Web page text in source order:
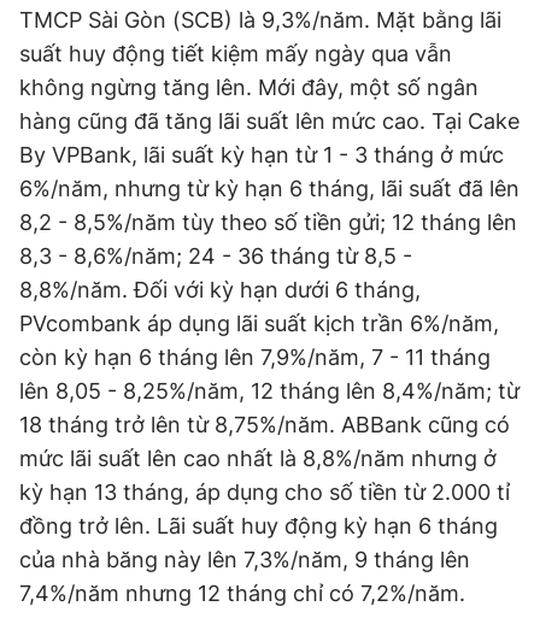
TMCP Sài Gòn (SCB) là 9,3%/năm. Mặt bằng lãi
suất huy động tiết kiệm mấy ngày qua vẫn
không ngừng tăng lên. Mới đây, một số ngân
hàng cũng đã tăng lãi suất lên mức cao. Tại Cake
By VPBank, lãi suất kỳ hạn từ 1 - 3 tháng ở mức
6%/năm, nhưng từ kỳ hạn 6 tháng, lãi suất đã lên
8,2 - 8,5%/năm tùy theo số tiền gửi; 12 tháng lên
8,3 - 8,6%/năm; 24 - 36 tháng từ 8,5 -
8,8%/năm. Đối với kỳ hạn dưới 6 tháng,
PVcombank áp dụng lãi suất kịch trần 6%/năm,
còn kỳ hạn 6 tháng lên 7,9%/năm, 7 - 11 tháng
lên 8,05 - 8,25%/năm, 12 tháng lên 8,4%/năm; từ
18 tháng trở lên từ 8,75%/năm. ABBank cũng có
mức lãi suất lên cao nhất là 8,8%/năm nhưng ở
kỳ hạn 13 tháng, áp dụng cho số tiền từ 2.000 tỉ
đồng trở lên. Lãi suất huy động kỳ hạn 6 tháng
của nhà băng này lên 7,3%/năm, 9 tháng lên
7,4%/năm nhưng 12 tháng chỉ có 7,2%/năm.